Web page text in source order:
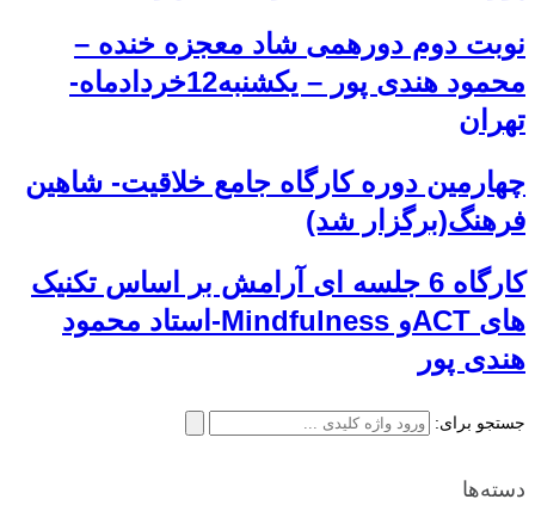
نوبت دوم دورهمی شاد معجزه خنده –
محمود هندی پور – یکشنبه12خردادماه-
تهران
چهارمین دوره کارگاه جامع خلاقیت- شاهین
فرهنگ(برگزار شد)
کارگاه 6 جلسه ای آرامش بر اساس تکنیک
های ACTو Mindfulness-استاد محمود
هندی پور
جستجو برای:
دسته‌ها